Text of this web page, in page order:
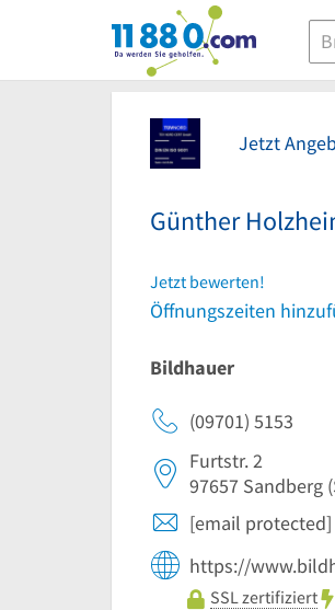
11880.com
Jetzt
Günther
Jetzt bewerten!
Öffnungszeiten
Bildhauer
(09701) 5153
Furtstr. 2
97657 Sandberg
[email protected]
https://
SSL zertifiziert